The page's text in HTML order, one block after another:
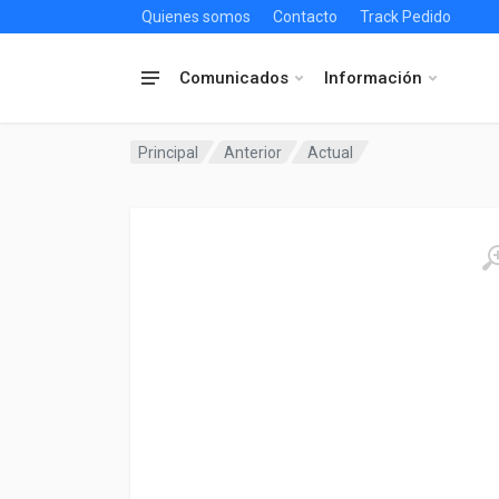
Quienes somos Contacto Track Pedido
Comunicados Información
Principal Anterior Actual